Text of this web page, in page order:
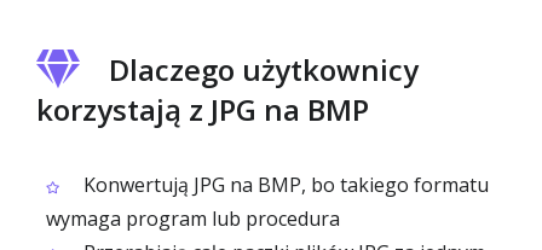
Dlaczego użytkownicy
korzystają z JPG na BMP
Konwertują JPG na BMP, bo takiego formatu
wymaga program lub procedura